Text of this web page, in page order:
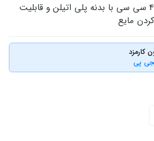
جا مایع رویان دارای حجم 400 سی سی با بدنه پلی اتیلن و قابلیت
مایع
کارمزد
پی